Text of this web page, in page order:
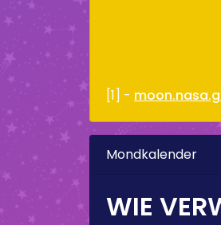
[1] -
Mondkalender
WIE